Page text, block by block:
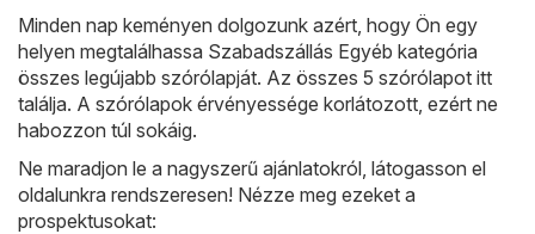
Minden nap keményen dolgozunk azért, hogy Ön egy
helyen megtalálhassa Szabadszállás Egyéb kategória
összes legújabb szórólapját. Az összes 5 szórólapot itt
találja. A szórólapok érvényessége korlátozott, ezért ne
habozzon túl sokáig.
Ne maradjon le a nagyszerű ajánlatokról, látogasson el
oldalunkra rendszeresen! Nézze meg ezeket a
prospektusokat: